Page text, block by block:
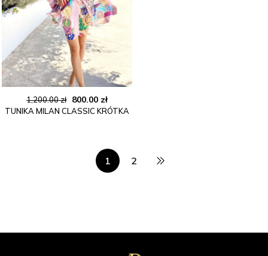
1,200.00zł
Pierwotna
cena
800.00 złAktualna
cena
TUNIKA MILAN CLASSIC KRÓTKA
1 2